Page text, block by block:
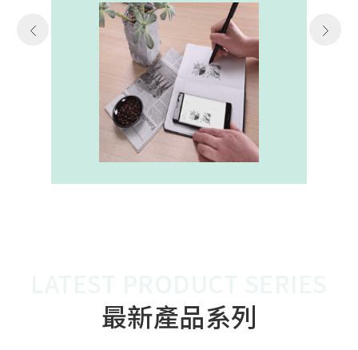
置開發。模組在保持小型化的同時，
延伸了可用物距範圍，使其能在離紙
面更遠的位置仍精確讀取碼點，同時
內建的高幀率SoC，能確保書寫筆跡
的連續與準確。 透過4000A模組能有
效縮短客戶開發週期，並確保在小型
裝置中仍維持高精度與穩定度，讓產
品能夠以最自然的方式，將紙本與數
位內容緊密連結。
最新產品系列